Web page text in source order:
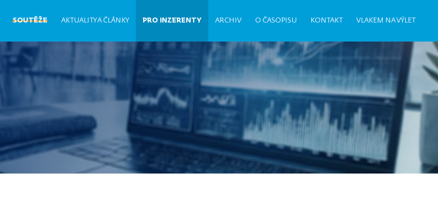
SOUTĚŽE AKTUALITY A ČLÁNKY PRO INZERENTY ARCHIV O ČASOPISU KONTAKT VLAKEM NA VÝLET